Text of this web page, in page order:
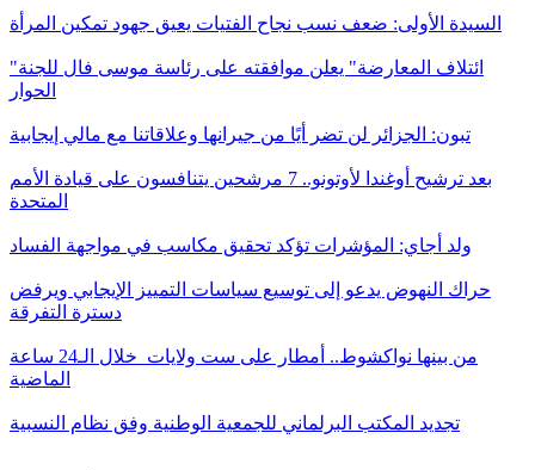
السيدة الأولى: ضعف نسب نجاح الفتيات يعيق جهود تمكين المرأة
"ائتلاف المعارضة" يعلن موافقته على رئاسة موسى فال للجنة
الحوار
تبون: الجزائر لن تضر أيًا من جيرانها وعلاقاتنا مع مالي إيجابية
بعد ترشيح أوغندا لأوتونو.. 7 مرشحين يتنافسون على قيادة الأمم
المتحدة
ولد أجاي: المؤشرات تؤكد تحقيق مكاسب في مواجهة الفساد
حراك النهوض يدعو إلى توسيع سياسات التمييز الإيجابي ويرفض
دسترة التفرقة
من بينها نواكشوط.. أمطار على ست ولايات خلال الـ24 ساعة
الماضية
تجديد المكتب البرلماني للجمعية الوطنية وفق نظام النسبية